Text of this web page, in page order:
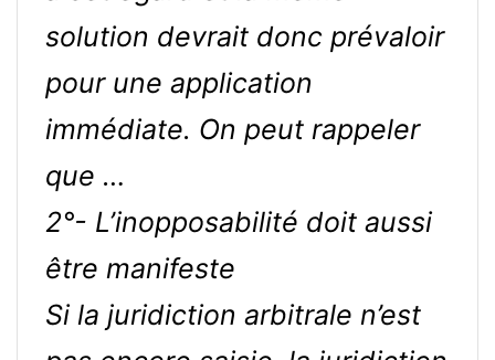
solution devrait donc prévaloir
pour une application
immédiate. On peut rappeler
que …
2°- L’inopposabilité doit aussi
être manifeste
Si la juridiction arbitrale n’est